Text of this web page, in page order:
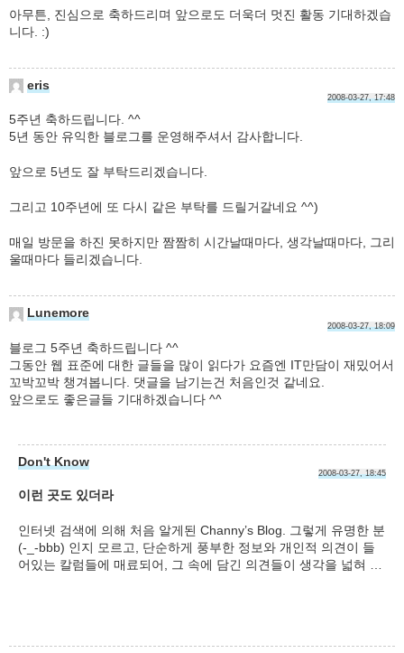
아무튼, 진심으로 축하드리며 앞으로도 더욱더 멋진 활동 기대하겠습
니다. :)
eris
2008-03-27, 17:48
5주년 축하드립니다. ^^
5년 동안 유익한 블로그를 운영해주셔서 감사합니다.
앞으로 5년도 잘 부탁드리겠습니다.
그리고 10주년에 또 다시 같은 부탁를 드릴거갈네요 ^^)
매일 방문을 하진 못하지만 짬짬히 시간날때마다, 생각날때마다, 그리
울때마다 들리겠습니다.
Lunemore
2008-03-27, 18:09
블로그 5주년 축하드립니다 ^^
그동안 웹 표준에 대한 글들을 많이 읽다가 요즘엔 IT만담이 재밌어서
꼬박꼬박 챙겨봅니다. 댓글을 남기는건 처음인것 같네요.
앞으로도 좋은글들 기대하겠습니다 ^^
Don't Know
2008-03-27, 18:45
이런 곳도 있더라
인터넷 검색에 의해 처음 알게된 Channy’s Blog. 그렇게 유명한 분
(-_-bbb) 인지 모르고, 단순하게 풍부한 정보와 개인적 의견이 들
어있는 칼럼들에 매료되어, 그 속에 담긴 의견들이 생각을 넓혀 …